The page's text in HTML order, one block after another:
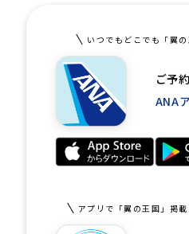
いつでもどこでも「翼
ご予
ANA
アプリで「翼の王国」掲